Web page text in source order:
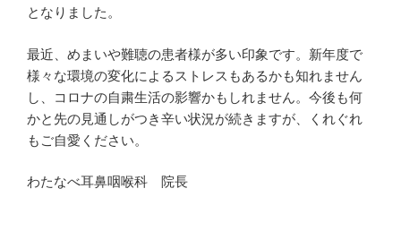
となりました。
最近、めまいや難聴の患者様が多い印象です。新年度で
様々な環境の変化によるストレスもあるかも知れません
し、コロナの自粛生活の影響かもしれません。今後も何
かと先の見通しがつき辛い状況が続きますが、くれぐれ
もご自愛ください。
わたなべ耳鼻咽喉科 院長